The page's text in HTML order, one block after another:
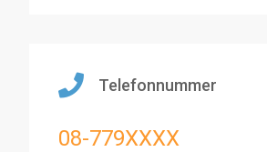
Telefonnummer
08-779XXXX